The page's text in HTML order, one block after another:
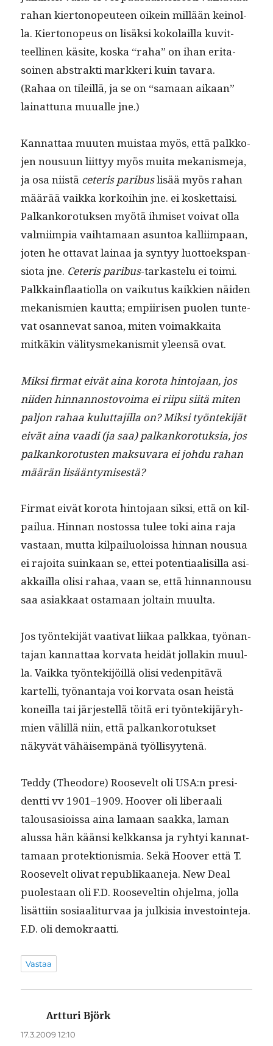
rahan kiertonopeu­teen oikein mil­lään keinol­
la. Kiertonopeus on lisäk­si koko­lail­la kuvit­
teelli­nen käsite, kos­ka “raha” on ihan eri­ta­
soinen abstrak­ti markkeri kuin tavara.
(Rahaa on tileil­lä, ja se on “samaan aikaan”
lainat­tuna muualle jne.)
Kan­nat­taa muuten muis­taa myös, että palkko­
jen nousu­un liit­tyy myös mui­ta mekanis­me­ja,
ja osa niistä ceteris paribuslisää myös rahan
määrää vaik­ka korkoi­hin jne. ei kos­ket­taisi.
Palkanko­ro­tuk­sen myötä ihmiset voivat olla
valmi­impia vai­h­ta­maan asun­toa kalli­im­paan,
joten he otta­vat lainaa ja syn­tyy luot­toekspan­
sio­ta jne. Ceteris paribus-tarkastelu ei toi­mi.
Palkkain­flaa­ti­ol­la on vaiku­tus kaikkien näi­den
mekanis­mien kaut­ta; empi­irisen puolen tun­te­
vat osan­nevat sanoa, miten voimakkai­ta
mitkäkin väl­i­tys­mekanis­mit yleen­sä ovat.
Mik­si fir­mat eivät aina koro­ta hin­to­jaan, jos
niiden hin­nan­nos­tovoima ei riipu siitä miten
paljon rahaa kulut­ta­jil­la on? Mik­si työn­tek­i­jät
eivät aina vaa­di (ja saa) palkanko­ro­tuk­sia, jos
palkanko­ro­tusten mak­su­vara ei johdu rahan
määrän lisääntymisestä?
Fir­mat eivät koro­ta hin­to­jaan sik­si, että on kil­
pailua. Hin­nan nos­tossa tulee toki aina raja
vas­taan, mut­ta kil­pailu­olois­sa hin­nan nousua
ei rajoi­ta suinkaan se, ettei poten­ti­aal­isil­la asi­
akkail­la olisi rahaa, vaan se, että hin­nan­nousu
saa asi­akkaat osta­maan joltain muulta.
Jos työn­tek­i­jät vaa­ti­vat liikaa palkkaa, työ­nan­
ta­jan kan­nat­taa kor­va­ta hei­dät jol­lakin muul­
la. Vaik­ka työn­tek­i­jöil­lä olisi veden­pitävä
kartel­li, työ­nan­ta­ja voi kor­va­ta osan heistä
koneil­la tai jär­jestel­lä töitä eri työn­tek­i­järyh­
mien välil­lä niin, että palkanko­ro­tuk­set
näkyvät vähäisem­pänä työllisyytenä.
Ted­dy (Theodore) Roo­sevelt oli USA:n pres­i­
dent­ti vv 1901–1909. Hoover oli lib­er­aali
talousasiois­sa aina lamaan saak­ka, laman
alus­sa hän kään­si kelkkansa ja ryhtyi kan­nat­
ta­maan pro­tek­tion­is­mia. Sekä Hoover että T.
Roo­sevelt oli­vat repub­likaane­ja. New Deal
puolestaan oli F.D. Roo­seveltin ohjel­ma, jol­la
lisät­ti­in sosi­aal­i­tur­vaa ja julk­isia investoin­te­ja.
F.D. oli demokraatti.
Vastaa
Artturi Björk
17.3.2009 12:10